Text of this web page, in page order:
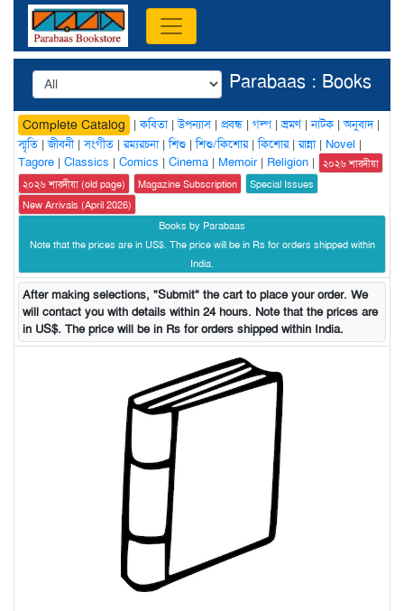
Parabaas : Books
Complete Catalog |কবিতা|উপন্যাস| প্রবন্ধ | গল্প |ভ্রমণ|নাটক |অনুবাদ|
স্মৃতি |জীবনী|সংগীত |রম্যরচনা|শিশু |শিশু/কিশোর|কিশোর|রান্না| Novel |
Tagore | Classics | Comics | Cinema | Memoir| Religion |
২০২৬ শারদীয়া
২০২৬ শারদীয়া (old page)
Magazine Subscription
Special Issues
New Arrivals (April 2026)
Books by Parabaas
Note that the prices are in US$. The price will be in Rs for orders shipped within
India.
After making selections, "Submit" the cart to place your order. We
will contact you with details within 24 hours. Note that the prices are
in US$. The price will be in Rs for orders shipped within India.